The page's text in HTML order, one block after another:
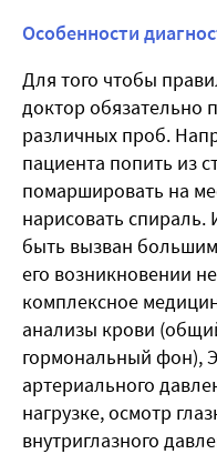
Особенности
Для того чтобы
доктор обязательно
различных проб.
пациента попить из
помаршировать на
нарисовать
быть вызван
его возникновении
комплексное
анализы крови
гормональный фон),
артериального
нагрузке, осмотр
внутриглазного